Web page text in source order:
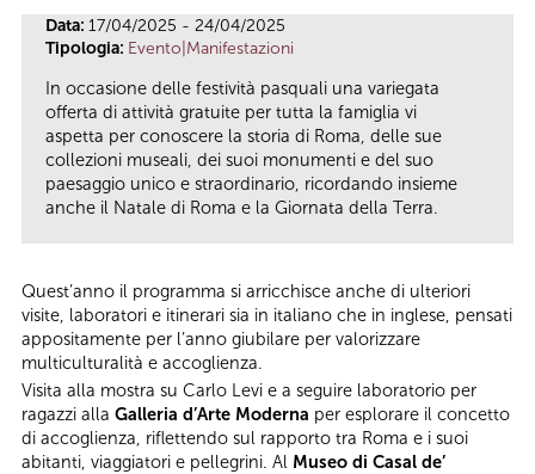
Data: 17/04/2025 - 24/04/2025
Tipologia: Evento|Manifestazioni
In occasione delle festività pasquali una variegata
offerta di attività gratuite per tutta la famiglia vi
aspetta per conoscere la storia di Roma, delle sue
collezioni museali, dei suoi monumenti e del suo
paesaggio unico e straordinario, ricordando insieme
anche il Natale di Roma e la Giornata della Terra.
Quest’anno il programma si arricchisce anche di ulteriori
visite, laboratori e itinerari sia in italiano che in inglese, pensati
appositamente per l’anno giubilare per valorizzare
multiculturalità e accoglienza.
Visita alla mostra su Carlo Levi e a seguire laboratorio per
ragazzi alla Galleria d’Arte Moderna per esplorare il concetto
di accoglienza, riflettendo sul rapporto tra Roma e i suoi
abitanti, viaggiatori e pellegrini. Al Museo di Casal de’